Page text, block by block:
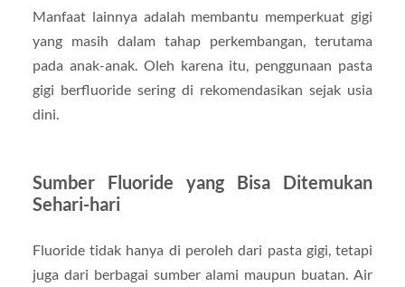
Manfaat lainnya adalah membantu memperkuat gigi
yang masih dalam tahap perkembangan, terutama
pada anak-anak. Oleh karena itu, penggunaan pasta
gigi berfluoride sering di rekomendasikan sejak usia
dini.
Sumber Fluoride yang Bisa Ditemukan
Sehari-hari
Fluoride tidak hanya di peroleh dari pasta gigi, tetapi
juga dari berbagai sumber alami maupun buatan. Air